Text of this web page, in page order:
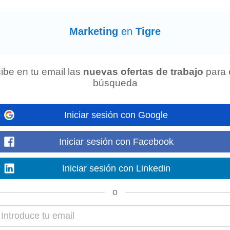
llegue bien y a tiempo. Requisitos: • Al menos 3 años de
• Manejo de compras nacionales...
& Audiovisual)
un perfil súper comercial? ¡Te estamos buscando! Somos una
a nuestro equipo...
ayudando a nuestros clientes a mejorar su servicio mediante
del Puesto...
Marketing en Tigre
en tu email las nuevas ofertas de trabajo para
búsqueda
Iniciar sesión con Google
Iniciar sesión con Facebook
Iniciar sesión con Linkedin
o